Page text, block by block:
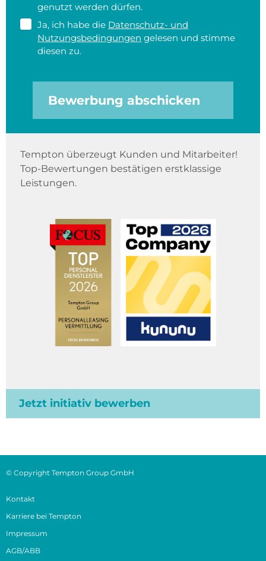
genutzt werden dürfen.
Ja, ich habe die Datenschutz- und
Nutzungsbedingungen gelesen und stimme
diesen zu.
Bewerbung abschicken
Tempton überzeugt Kunden und Mitarbeiter!
Top-Bewertungen bestätigen erstklassige
Leistungen.
Jetzt initiativ bewerben
© Copyright Tempton Group GmbH
Kontakt
Karriere bei Tempton
Impressum
AGB/ABB